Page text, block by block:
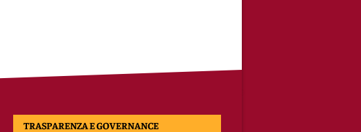
TRASPARENZA E GOVERNANCE